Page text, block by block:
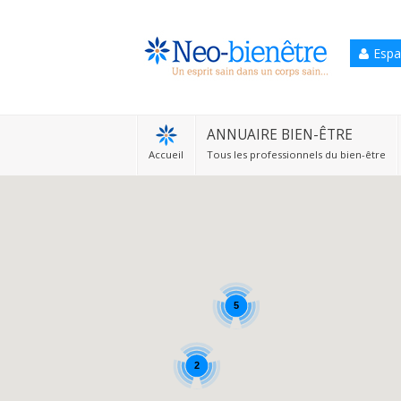
Accueil
ANNUAIRE BIEN-ÊTRE
Tous les professionnels du bien-être
5
2